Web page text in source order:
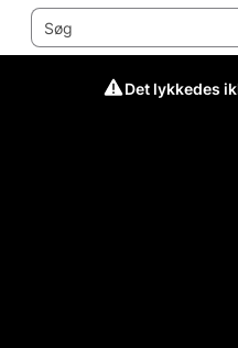
Det lykkedes